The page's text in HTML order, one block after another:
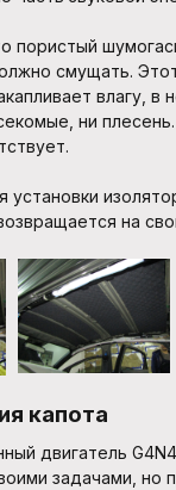
пористый
смущать.
влагу, в
ни
установки
на
капота
двигатель
задачами, но